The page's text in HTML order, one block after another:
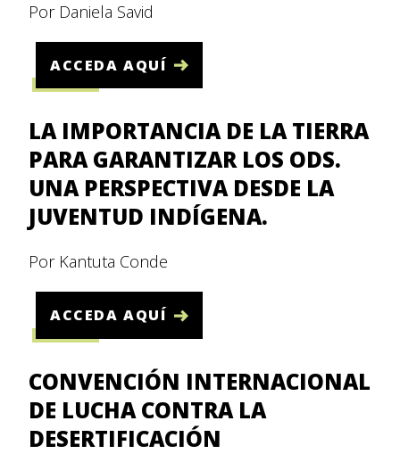
Por Daniela Savid
ACCEDA AQUÍ
LA IMPORTANCIA DE LA TIERRA
PARA GARANTIZAR LOS ODS.
UNA PERSPECTIVA DESDE LA
JUVENTUD INDÍGENA.
Por Kantuta Conde
ACCEDA AQUÍ
CONVENCIÓN INTERNACIONAL
DE LUCHA CONTRA LA
DESERTIFICACIÓN